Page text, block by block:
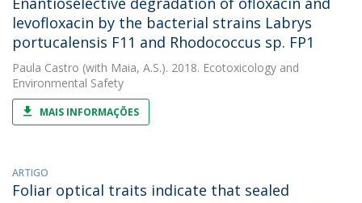
levofloxacin by the bacterial strains Labrys
portucalensis F11 and Rhodococcus sp. FP1
Paula Castro (with Maia, A.S.). 2018. Ecotoxicology and
Environmental Safety
MAIS INFORMAÇÕES
ARTIGO
Foliar optical traits indicate that sealed